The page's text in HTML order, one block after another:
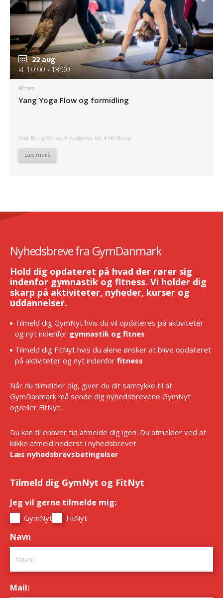
22 aug
kl. 10:00 - 13:00
Fitness
Yang Yoga Flow og formidling
Sted: Borup Fitness, Hovedgaden 65, 4140 Borup
Læs mere
Nyhedsbreve fra GymDanmark
Hold dig opdateret på hvad der rører sig
indenfor gymnastik og fitness. Vi holder dig
skarp på aktiviteter, nyheder, kurser og
uddannelser.
Tilmeld dig GymNyt hvis du vil opdateres på aktiviteter
og nyt indenfor gymnastik og fitnes
Tilmeld dig FitNyt hvis du alene ønsker at blive opdateret
på aktiviteter og nyt indenfor fitness
Når du tilmelder dig, giver du dit samtykke til at
GymDanmark må sende dig nyhedsbrevene GymNyt
og/eller FitNyt.
Du kan til enhver tid afmelde dig igen. Du afmelder ved at
klikke afmeld nederst i nyhedsbrevet.
Læs nyhedsbrevsbetingelser
Tilmeld dig GymNyt og FitNyt
Jeg vil gerne tilmelde mig:
GymNyt FitNyt
Navn
Mail: